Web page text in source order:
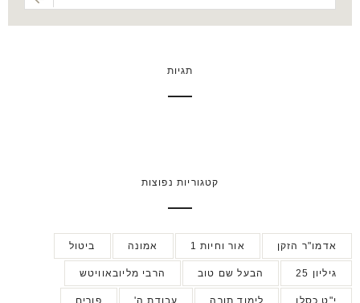
תגיות
קטגוריות נפוצות
אדמו"ר הזקן אור וחיות 1 אמונה ביטול
גיליון 25 הבעל שם טוב הרבי מליובאוויטש
י"ט כסלו לימוד תורה עבודת ה' פורים